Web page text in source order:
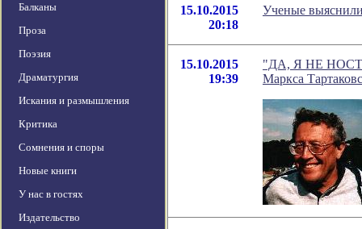
Балканы
Проза
Поэзия
Драматургия
Искания и размышления
Критика
Сомнения и споры
Новые книги
У нас в гостях
Издательство
15.10.2015
20:18
Ученые
15.10.2015
19:39
"ДА, Я НЕ
Маркса